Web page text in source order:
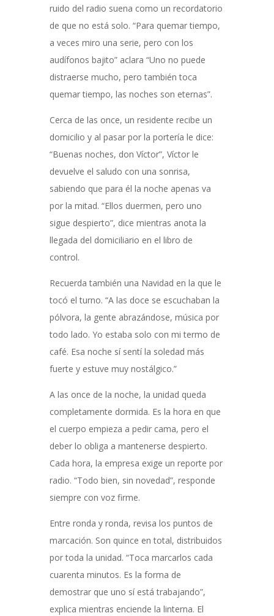
ruido del radio suena como un recordatorio
de que no está solo. “Para quemar tiempo,
a veces miro una serie, pero con los
audífonos bajito” aclara “Uno no puede
distraerse mucho, pero también toca
quemar tiempo, las noches son eternas”.
Cerca de las once, un residente recibe un
domicilio y al pasar por la portería le dice:
“Buenas noches, don Víctor”, Víctor le
devuelve el saludo con una sonrisa,
sabiendo que para él la noche apenas va
por la mitad. “Ellos duermen, pero uno
sigue despierto”, dice mientras anota la
llegada del domiciliario en el libro de
control.
Recuerda también una Navidad en la que le
tocó el turno. “A las doce se escuchaban la
pólvora, la gente abrazándose, música por
todo lado. Yo estaba solo con mi termo de
café. Esa noche sí sentí la soledad más
fuerte y estuve muy nostálgico.”
A las once de la noche, la unidad queda
completamente dormida. Es la hora en que
el cuerpo empieza a pedir cama, pero el
deber lo obliga a mantenerse despierto.
Cada hora, la empresa exige un reporte por
radio. “Todo bien, sin novedad”, responde
siempre con voz firme.
Entre ronda y ronda, revisa los puntos de
marcación. Son quince en total, distribuidos
por toda la unidad. “Toca marcarlos cada
cuarenta minutos. Es la forma de
demostrar que uno sí está trabajando”,
explica mientras enciende la linterna. El